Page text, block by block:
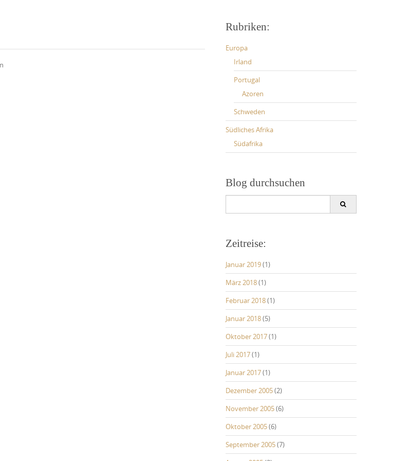
Rubriken:
Europa
Irland
Portugal
Azoren
Schweden
Südliches Afrika
Südafrika
Blog durchsuchen
Zeitreise:
Januar 2019(1)
März 2018(1)
Februar 2018(1)
Januar 2018(5)
Oktober 2017(1)
Juli 2017(1)
Januar 2017(1)
Dezember 2005(2)
November 2005(6)
Oktober 2005(6)
September 2005(7)